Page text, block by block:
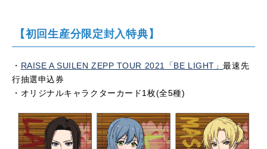
【初回生産分限定封入特典】
・ RAISE A SUILEN ZEPP TOUR 2021「BE LIGHT」最速先
行抽選申込券
・オリジナルキャラクターカード1枚(全5種)